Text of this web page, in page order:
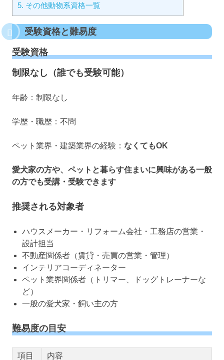
5. その他動物系資格一覧
受験資格と難易度
受験資格
制限なし（誰でも受験可能）
年齢：制限なし
学歴・職歴：不問
ペット業界・建築業界の経験： なくてもOK
愛犬家の方や、ペットと暮らす住まいに興味がある一般
の方でも受講・受験できます
推奨される対象者
ハウスメーカー・リフォーム会社・工務店の営業・
設計担当
不動産関係者（賃貸・売買の営業・管理）
インテリアコーディネーター
ペット業界関係者（トリマー、ドッグトレーナーな
ど）
一般の愛犬家・飼い主の方
難易度の目安
項目
内容